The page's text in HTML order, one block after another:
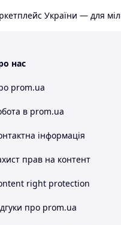
України — для
нас
prom.ua
в prom.ua
інформація
прав на контент
right protection
про prom.ua